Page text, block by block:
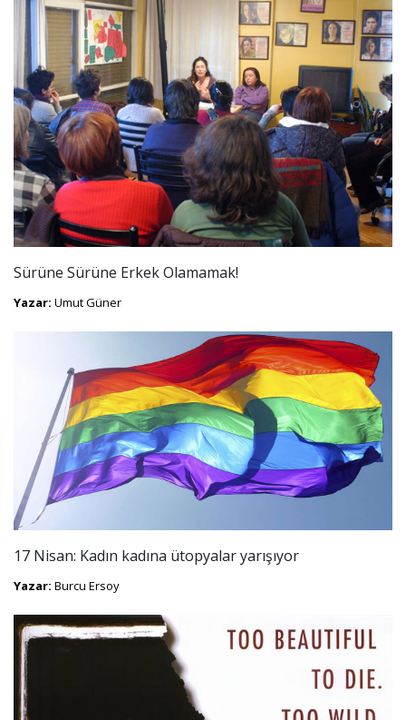
Sürüne Sürüne Erkek Olamamak!
Yazar: Umut Güner
17 Nisan: Kadın kadına ütopyalar yarışıyor
Yazar: Burcu Ersoy